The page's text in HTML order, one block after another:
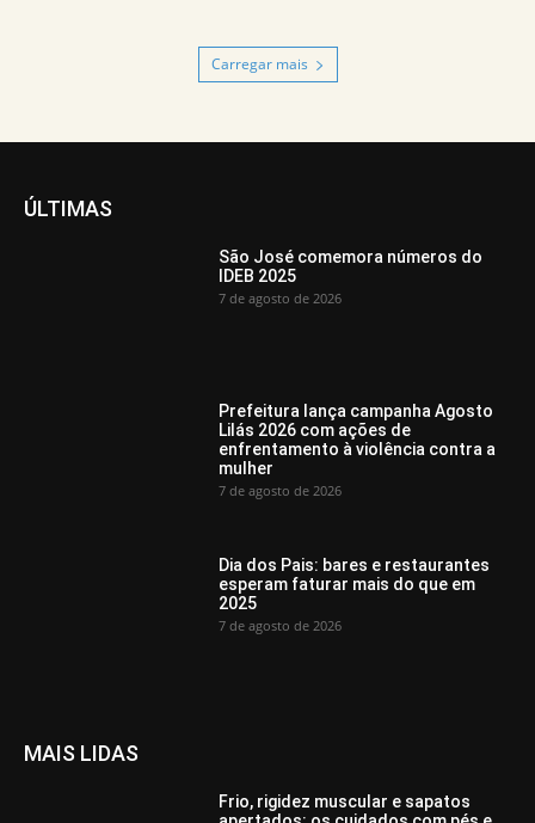
Carregar mais
ÚLTIMAS
São José comemora números do
IDEB 2025
7 de agosto de 2026
Prefeitura lança campanha Agosto
Lilás 2026 com ações de
enfrentamento à violência contra a
mulher
7 de agosto de 2026
Dia dos Pais: bares e restaurantes
esperam faturar mais do que em
2025
7 de agosto de 2026
MAIS LIDAS
Frio, rigidez muscular e sapatos